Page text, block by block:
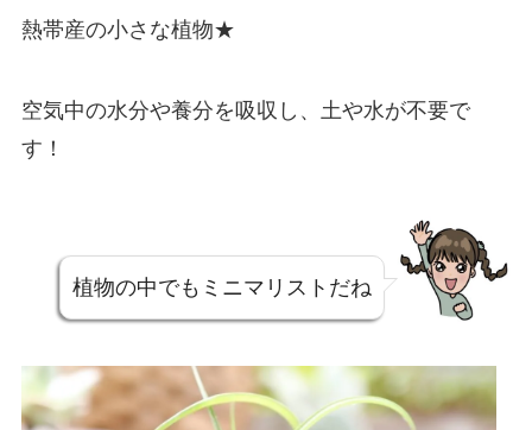
熱帯産の小さな植物★
空気中の水分や養分を吸収し、土や水が不要で
す！
植物の中でもミニマリストだね